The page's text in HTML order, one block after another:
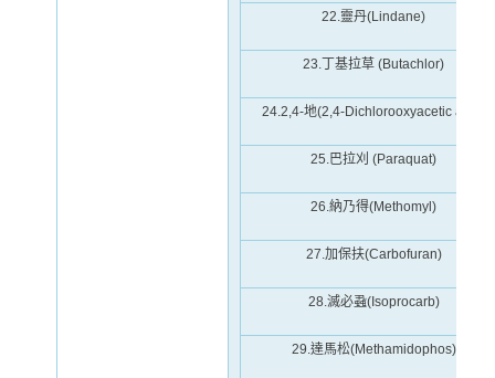
22.靈丹(Lindane)
23.丁基拉草 (Butachlor)
24.2,4-地(2,4-Dichlorooxyacetic acid)
25.巴拉刈 (Paraquat)
26.納乃得(Methomyl)
27.加保扶(Carbofuran)
28.滅必蝨(Isoprocarb)
29.達馬松(Methamidophos)